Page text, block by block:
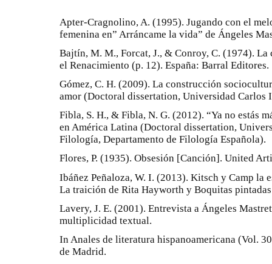
Apter-Cragnolino, A. (1995). Jugando con el
femenina en” Arráncame la vida” de Ángeles
Bajtín, M. M., Forcat, J., & Conroy, C. (1974).
el Renacimiento (p. 12). España: Barral Editores.
Gómez, C. H. (2009). La construcción
amor (Doctoral dissertation, Universidad Carlos
Fibla, S. H., & Fibla, N. G. (2012). “Ya no estás
en América Latina (Doctoral dissertation,
Filología, Departamento de Filología Española).
Flores, P. (1935). Obsesión [Canción]. United
Ibáñez Peñaloza, W. I. (2013). Kitsch y Camp la
La traición de Rita Hayworth y Boquitas
Lavery, J. E. (2001). Entrevista a Ángeles
multiplicidad textual.
In Anales de literatura hispanoamericana (Vol.
de Madrid.